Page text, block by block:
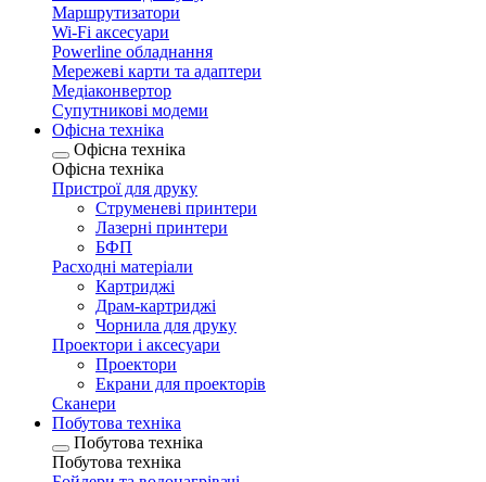
Маршрутизатори
Wi-Fi аксесуари
Рowerline обладнання
Мережеві карти та адаптери
Медіаконвертор
Супутникові модеми
Офісна техніка
Офісна техніка
Офісна техніка
Пристрої для друку
Струменеві принтери
Лазерні принтери
БФП
Расходні матеріали
Картриджі
Драм-картриджі
Чорнила для друку
Проектори і аксесуари
Проектори
Екрани для проекторів
Сканери
Побутова техніка
Побутова техніка
Побутова техніка